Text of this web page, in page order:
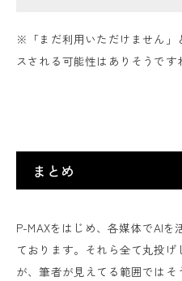
※「まだ利用いただけません」
スされる可能性はありそうです
まとめ
P-MAXをはじめ、各媒体でAI
ております。それら全て丸投
が、筆者が見えてる範囲では